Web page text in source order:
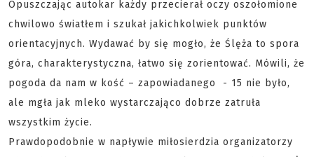
Opuszczając autokar każdy przecierał oczy oszołomione
chwilowo światłem i szukał jakichkolwiek punktów
orientacyjnych. Wydawać by się mogło, że Ślęża to spora
góra, charakterystyczna, łatwo się zorientować. Mówili, że
pogoda da nam w kość – zapowiadanego - 15 nie było,
ale mgła jak mleko wystarczająco dobrze zatruła
wszystkim życie.
Prawdopodobnie w napływie miłosierdzia organizatorzy